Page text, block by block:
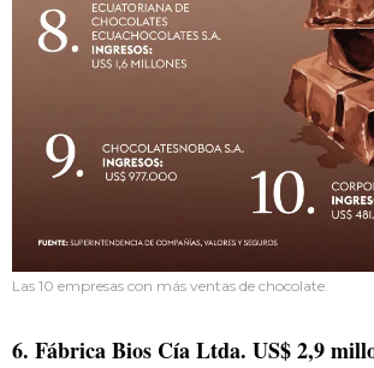
Las 10 empresas con más ventas de chocolate.
6. Fábrica Bios Cía Ltda. US$ 2,9